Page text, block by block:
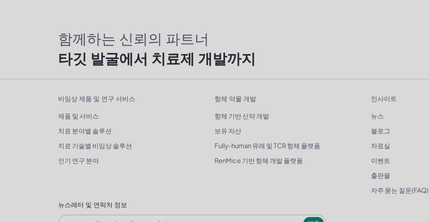
함께하는 신뢰의 파트너
타깃 발굴에서 치료제 개발까지
비임상 제품 및 연구 서비스
제품 및 서비스
치료 분야별 솔루션
치료 기술별 비임상 솔루션
인기 연구 분야
항체 약물 개발
항체 기반 신약 개발
보유 자산
Fully-human 유래 및 TCR 항체 플랫폼
RenMice 기반 항체 개발 플랫폼
인사이트
뉴스
블로그
자료실
이벤트
출판물
자주 묻는 질문(FAQ)
뉴스레터 및 연락처 정보